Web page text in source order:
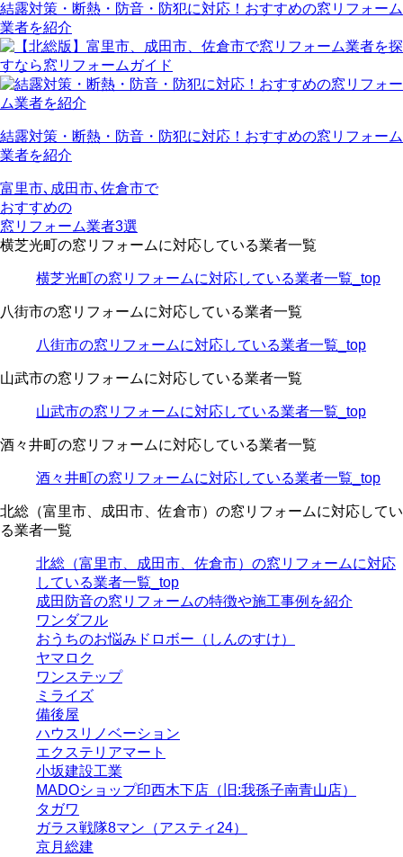
結露対策・断熱・防音・防犯に対応！おすすめの窓リフォーム
業者を紹介
結露対策・断熱・防音・防犯に対応！おすすめの窓リフォーム
業者を紹介
富里市､成田市､佐倉市で
おすすめの
窓リフォーム業者3選
横芝光町の窓リフォームに対応している業者一覧
横芝光町の窓リフォームに対応している業者一覧_top
八街市の窓リフォームに対応している業者一覧
八街市の窓リフォームに対応している業者一覧_top
山武市の窓リフォームに対応している業者一覧
山武市の窓リフォームに対応している業者一覧_top
酒々井町の窓リフォームに対応している業者一覧
酒々井町の窓リフォームに対応している業者一覧_top
北総（富里市、成田市、佐倉市）の窓リフォームに対応してい
る業者一覧
北総（富里市、成田市、佐倉市）の窓リフォームに対応
している業者一覧_top
成田防音の窓リフォームの特徴や施工事例を紹介
ワンダフル
おうちのお悩みドロボー（しんのすけ）
ヤマロク
ワンステップ
ミライズ
備後屋
ハウスリノベーション
エクステリアマート
小坂建設工業
MADOショップ印西木下店（旧:我孫子南青山店）
タガワ
ガラス戦隊8マン（アスティ24）
京月総建